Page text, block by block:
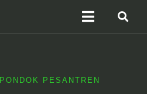
PONDOK PESANTREN